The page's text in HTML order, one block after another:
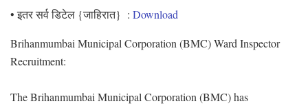
• इतर सर्व डिटेल {जाहिरात} : Download
Brihanmumbai Municipal Corporation (BMC) Ward Inspector
Recruitment:
The Brihanmumbai Municipal Corporation (BMC) has